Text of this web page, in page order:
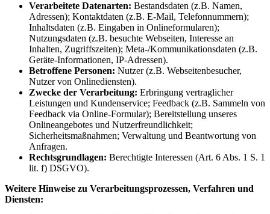
Verarbeitete Datenarten: Bestandsdaten (z.B. Namen,
Adressen); Kontaktdaten (z.B. E-Mail, Telefonnummern);
Inhaltsdaten (z.B. Eingaben in Onlineformularen);
Nutzungsdaten (z.B. besuchte Webseiten, Interesse an
Inhalten, Zugriffszeiten); Meta-/Kommunikationsdaten (z.B.
Geräte-Informationen, IP-Adressen).
Betroffene Personen: Nutzer (z.B. Webseitenbesucher,
Nutzer von Onlinediensten).
Zwecke der Verarbeitung: Erbringung vertraglicher
Leistungen und Kundenservice; Feedback (z.B. Sammeln von
Feedback via Online-Formular); Bereitstellung unseres
Onlineangebotes und Nutzerfreundlichkeit;
Sicherheitsmaßnahmen; Verwaltung und Beantwortung von
Anfragen.
Rechtsgrundlagen: Berechtigte Interessen (Art. 6 Abs. 1 S. 1
lit. f) DSGVO).
Weitere Hinweise zu Verarbeitungsprozessen, Verfahren und
Diensten: